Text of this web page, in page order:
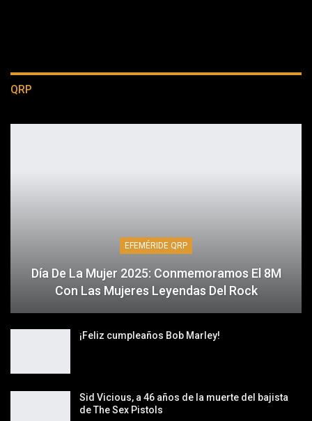
QRP
EFEMÉRIDE QRP
Día De La Mujer 2025: Conmemoramos El 8M
Con Las Mujeres Leyendas Del Rock
¡Feliz cumpleaños Bob Marley!
Sid Vicious, a 46 años de la muerte del bajista
de The Sex Pistols